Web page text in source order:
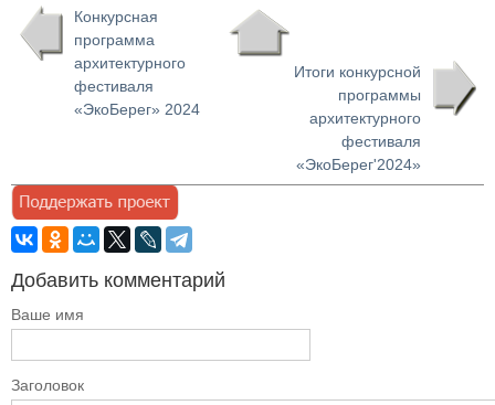
Конкурсная
программа
архитектурного
фестиваля
«ЭкоБерег» 2024
Итоги конкурсной
программы
архитектурного
фестиваля
«ЭкоБерег'2024»
Добавить комментарий
Ваше имя
Заголовок